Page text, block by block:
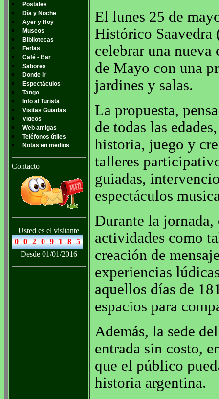
Postales
Día y Noche
Ayer y Hoy
Museos
Bibliotecas
Ferias
Café - Bar
Sabores
Donde ir
Espectáculos
Tango
Info al Turista
Visitas Guiadas
Videos
Web amigas
Teléfonos útiles
Notas en medios
Contacto
Usted es el visitante
Desde 01/01/2016
El lunes 25 de
Histórico
celebrar una
de Mayo con una
jardines y salas.
La propuesta,
de todas las
historia, juego y
talleres
guiadas,
espectáculos
Durante la
actividades como
creación de
experiencias
aquellos días de
espacios para
Además, la sede
entrada sin costo,
que el público
historia argentina.